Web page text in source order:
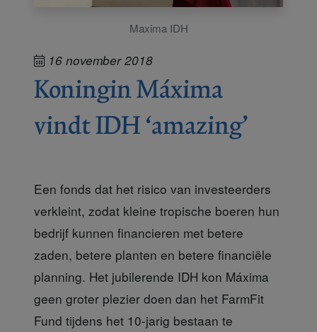
Maxima IDH
16 november 2018
Koningin Máxima
vindt IDH ‘amazing’
Een fonds dat het risico van investeerders
verkleint, zodat kleine tropische boeren hun
bedrijf kunnen financieren met betere
zaden, betere planten en betere financiële
planning. Het jubilerende IDH kon Máxima
geen groter plezier doen dan het FarmFit
Fund tijdens het 10-jarig bestaan te